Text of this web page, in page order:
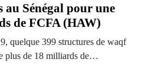
au Sénégal pour une
de FCFA (HAW)
quelque 399 structures de waqf
plus de 18 milliards de…